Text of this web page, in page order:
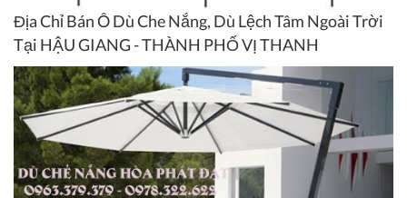
Địa Chỉ Bán Ô Dù Che Nắng, Dù Lệch Tâm Ngoài Trời
Tại HẬU GIANG - THÀNH PHỐ VỊ THANH